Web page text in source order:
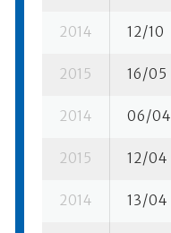
2014 12/10
2015 16/05
2014 06/04
2015 12/04
2014 13/04